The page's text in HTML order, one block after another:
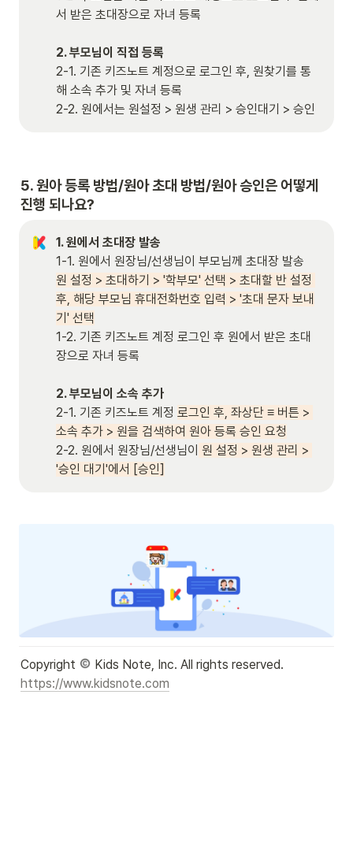
서 받은 초대장으로 자녀 등록
2. 부모님이 직접 등록
2-1. 기존 키즈노트 계정으로 로그인 후, 원찾기를 통
해 소속 추가 및 자녀 등록
2-2. 원에서는 원설정 > 원생 관리 > 승인대기 > 승인
5. 원아 등록 방법/원아 초대 방법/원아 승인은 어떻게
진행 되나요?
1. 원에서 초대장 발송
원 설정 > 초대하기 > '학부모' 선택 > 초대할 반 설정
후, 해당 부모님 휴대전화번호 입력 > '초대 문자 보내
기' 선택
1-2. 기존 키즈노트 계정 로그인 후 원에서 받은 초대
장으로 자녀 등록
2. 부모님이 소속 추가
2-1. 기존 키즈노트 계정 로그인 후, 좌상단 ≡ 버튼 >
소속 추가 > 원을 검색하여 원아 등록 승인 요청
2-2. 원에서 원장님/선생님이 원 설정 > 원생 관리 >
'승인 대기'에서 [승인]
Copyright
https://www.kidsnote.com